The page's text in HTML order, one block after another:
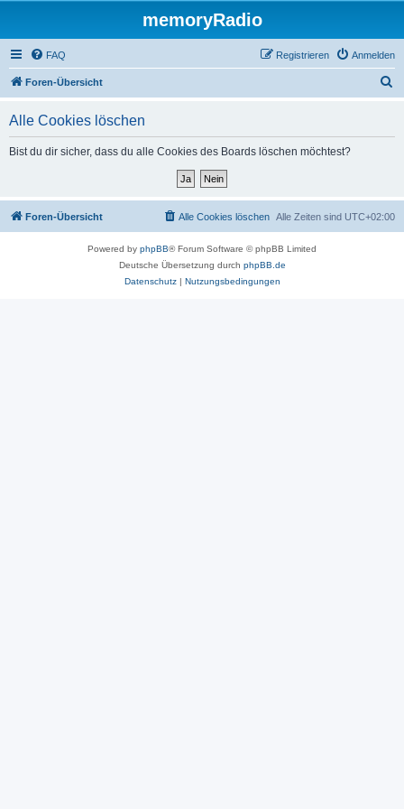
memoryRadio
FAQ Anmelden
Registrieren
Foren-Übersicht
Alle Cookies löschen
Bist du dir sicher, dass du alle Cookies des Boards löschen möchtest?
Foren-Übersicht Alle Zeiten sind UTC+02:00
Alle Cookies löschen
Powered by phpBB® Forum Software © phpBB Limited
Deutsche Übersetzung durch phpBB.de
Datenschutz| Nutzungsbedingungen